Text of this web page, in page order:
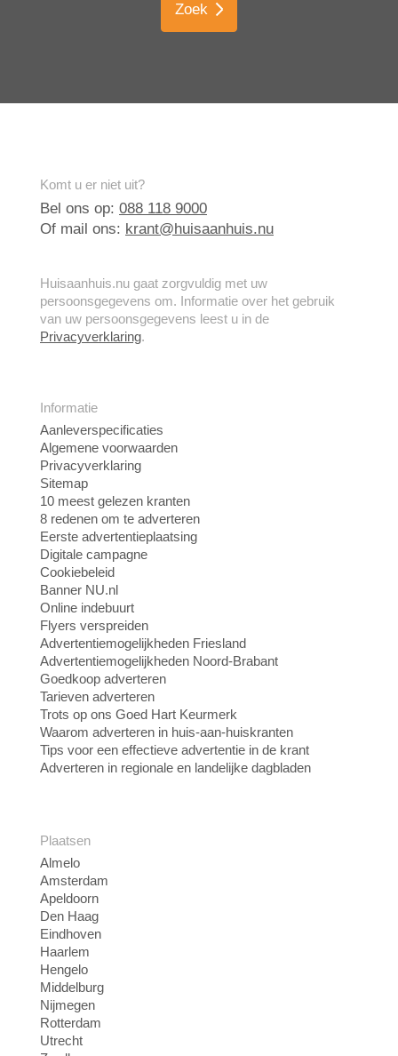
Zoek
Komt u er niet uit?
Bel ons op: 088 118 9000
Of mail ons: krant@huisaanhuis.nu
Huisaanhuis.nu gaat zorgvuldig met uw
persoonsgegevens om. Informatie over het gebruik
van uw persoonsgegevens leest u in de
Privacyverklaring.
Informatie
Aanleverspecificaties
Algemene voorwaarden
Privacyverklaring
Sitemap
10 meest gelezen kranten
8 redenen om te adverteren
Eerste advertentieplaatsing
Digitale campagne
Cookiebeleid
Banner NU.nl
Online indebuurt
Flyers verspreiden
Advertentiemogelijkheden Friesland
Advertentiemogelijkheden Noord-Brabant
Goedkoop adverteren
Tarieven adverteren
Trots op ons Goed Hart Keurmerk
Waarom adverteren in huis-aan-huiskranten
Tips voor een effectieve advertentie in de krant
Adverteren in regionale en landelijke dagbladen
Plaatsen
Almelo
Amsterdam
Apeldoorn
Den Haag
Eindhoven
Haarlem
Hengelo
Middelburg
Nijmegen
Rotterdam
Utrecht